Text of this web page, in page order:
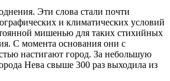
Эти слова стали почти
и климатических условий
мишенью для таких стихийных
С момента основания они с
настигают город. За небольшую
Нева свыше 300 раз выходила из